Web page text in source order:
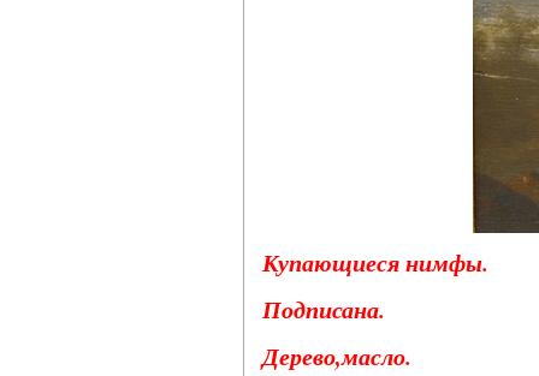
Купающиеся нимфы.
Подписана.
Дерево,масло.